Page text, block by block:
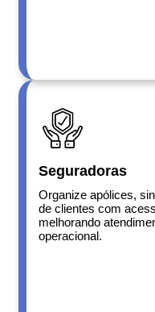
Seguradoras
Organize apólices,
de clientes com
melhorando
operacional.